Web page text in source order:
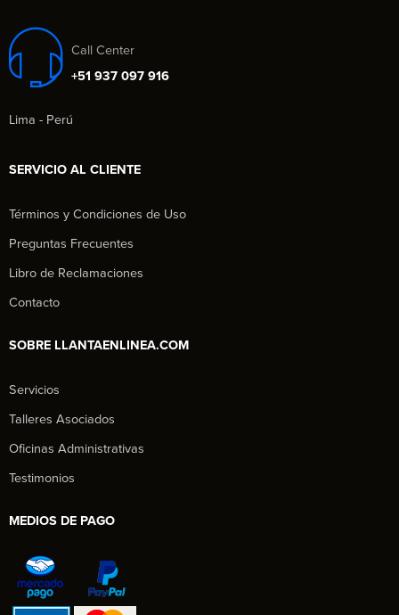
Call Center
+51 937 097 916
Lima - Perú
SERVICIO AL CLIENTE
Términos y Condiciones de Uso
Preguntas Frecuentes
Libro de Reclamaciones
Contacto
SOBRE LLANTAENLINEA.COM
Servicios
Talleres Asociados
Oficinas Administrativas
Testimonios
MEDIOS DE PAGO